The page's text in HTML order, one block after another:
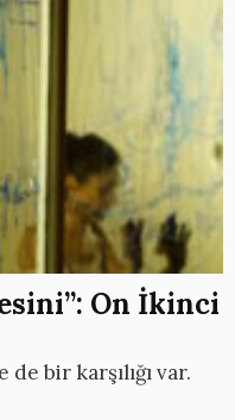
On İkinci
bir karşılığı var.